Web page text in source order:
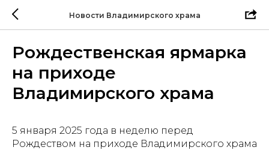
Новости Владимирского храма
Рождественская ярмарка
на приходе
Владимирского храма
5 января 2025 года в неделю перед
Рождеством на приходе Владимирского храма